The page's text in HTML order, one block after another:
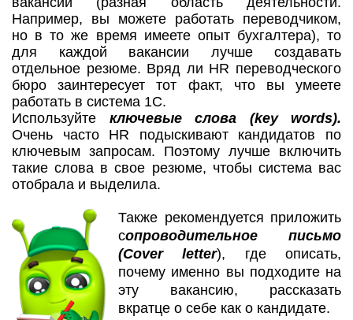
Например, вы можете работать переводчиком,
но в то же время имеете опыт бухгалтера), то
для каждой вакансии лучше создавать
отдельное резюме. Вряд ли HR переводческого
бюро заинтересует тот факт, что вы умеете
работать в система 1С.
Используйте ключевые слова (key words).
Очень часто HR подыскивают кандидатов по
ключевым запросам. Поэтому лучше включить
такие слова в свое резюме, чтобы система вас
отобрала и выделила.
Также рекомендуется приложить
сопроводительное письмо
(Cover letter), где описать,
почему именно вы подходите на
эту вакансию, рассказать
вкратце о себе как о кандидате.